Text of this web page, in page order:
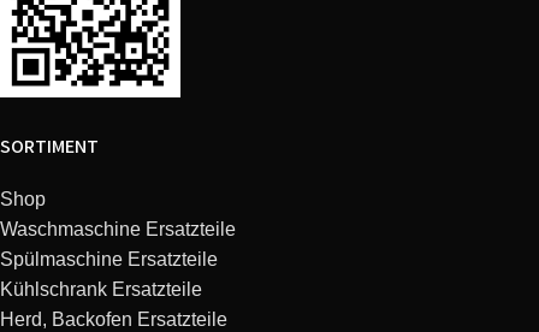
SORTIMENT
Shop
Waschmaschine Ersatzteile
Spülmaschine Ersatzteile
Kühlschrank Ersatzteile
Herd, Backofen Ersatzteile